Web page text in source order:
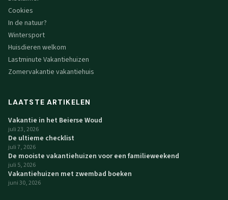
Cookies
In de natuur?
Wintersport
Huisdieren welkom
Lastminute Vakantiehuizen
Zomervakantie vakantiehuis
LAATSTE ARTIKELEN
Vakantie in het Beierse Woud
juli 23, 2026
De ultieme checklist
juli 7, 2026
De mooiste vakantiehuizen voor een familieweekend
juli 5, 2026
Vakantiehuizen met zwembad boeken
juni 30, 2026